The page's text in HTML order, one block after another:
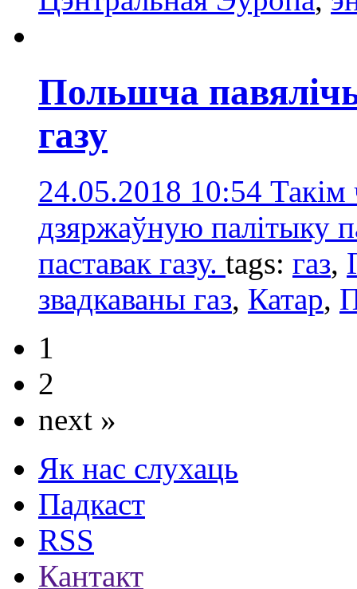
Польшча
газу
24.05.2018 10:54 Такім
дзяржаўную палітыку
паставак газу. tags: газ,
звадкаваны газ, Катар,
1
2
next »
Як нас слухаць
Падкаст
RSS
Кантакт